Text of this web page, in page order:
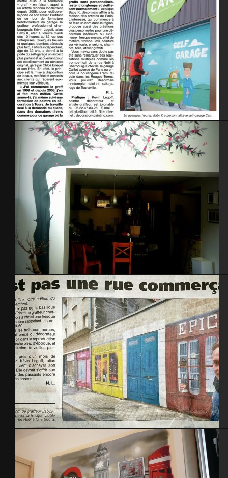
La Presse de la Manche – Avril 2015
cerisier japonnais
La Presse de la Manche, article « trompe l’œil » – Cherbourg 2014